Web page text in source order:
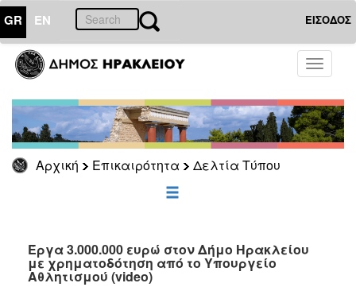
GR EN ΕΙΣΟΔΟΣ
Toggle
Αρχική Επικαιρότητα Δελτία Τύπου
ΕΠΙΚΑΙΡΟΤΗΤΑ
Τύπου
Αρχείο
ΕΠΙΣΚΕΠΤΗΣ
ΗΡΑΚΛΕΙΟ
Έργα 3.000.000 ευρώ στον Δήμο Ηρακλείου
με χρηματοδότηση από το Υπουργείο
Αθλητισμού (video)